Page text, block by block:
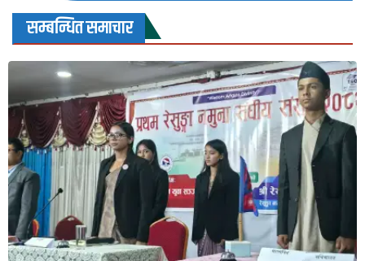
सम्बन्धित समाचार